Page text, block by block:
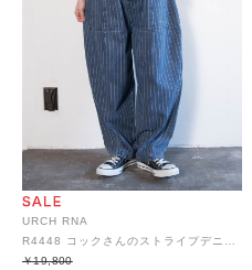
URCH RNA
￥19,800